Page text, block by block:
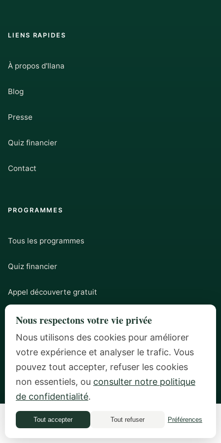
LIENS RAPIDES
À propos d'Ilana
Blog
Presse
Quiz financier
Contact
PROGRAMMES
Tous les programmes
Quiz financier
Appel découverte gratuit
NOUS CONTACTER
ilana@mindfulmoneycoaching.com
Zurich, Suisse
Quiz financier
Nous respectons votre vie privée
Nous utilisons des cookies pour améliorer
votre expérience et analyser le trafic. Vous
pouvez tout accepter, refuser les cookies
non essentiels, ou consulter notre politique
de confidentialité.
Tout accepter Tout refuser Préférences